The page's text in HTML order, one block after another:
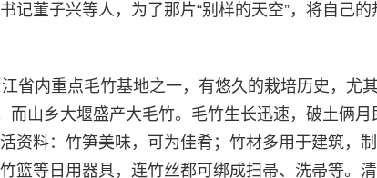
董子兴等人，为了那片“别样的天空”，将自己的
省内重点毛竹基地之一，有悠久的栽培历史，尤
山乡大堰盛产大毛竹。毛竹生长迅速，破土俩月
资料：竹笋美味，可为佳肴；竹材多用于建筑，
篮等日用器具，连竹丝都可绑成扫帚、洗帚等。